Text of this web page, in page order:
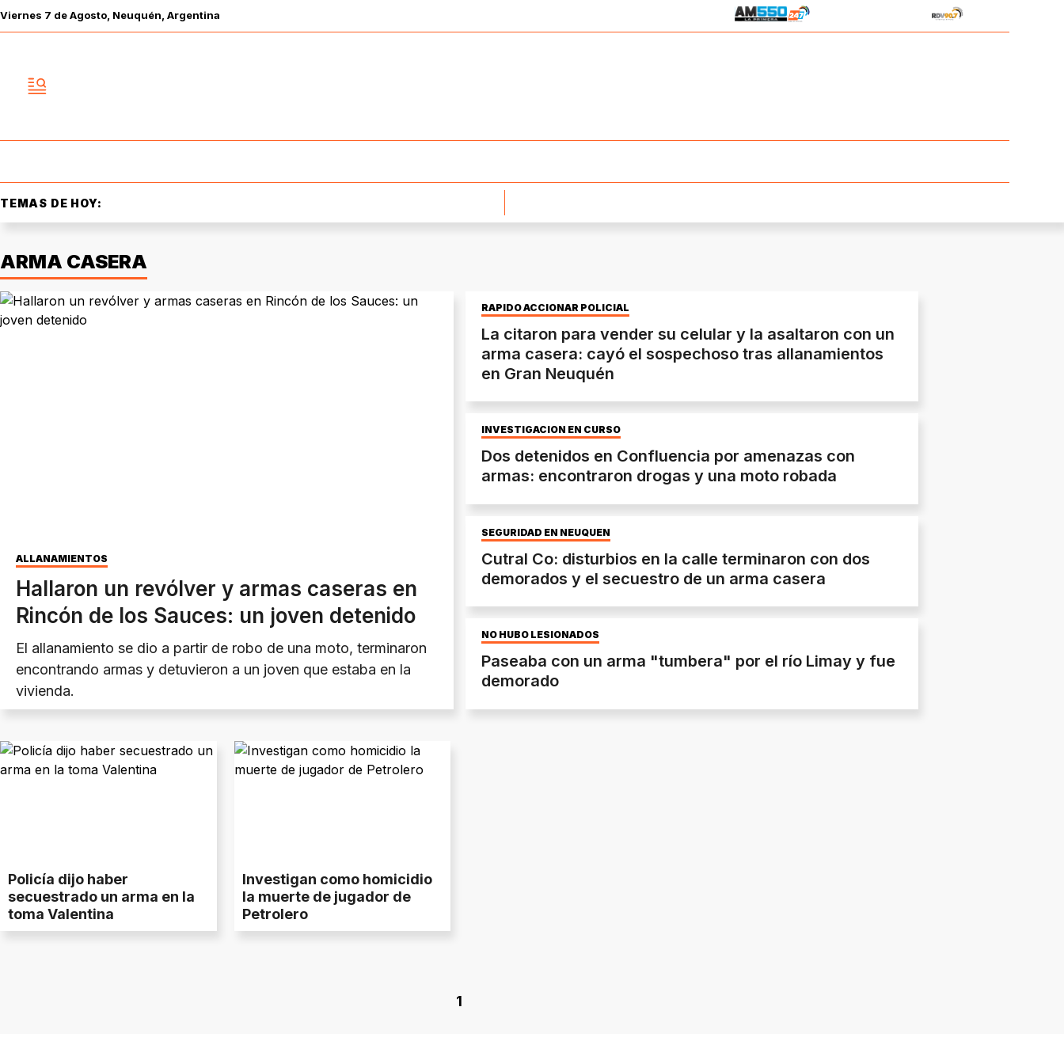
Viernes 7 deAgosto , Neuquén, Argentina
TEMAS DE HOY:
ARMA CASERA
ALLANAMIENTOS
Hallaron un revólver y armas caseras en
Rincón de los Sauces: un joven detenido
El allanamiento se dio a partir de robo de una moto, terminaron
encontrando armas y detuvieron a un joven que estaba en la
vivienda.
RÁPIDO ACCIONAR POLICIAL
La citaron para vender su celular y la asaltaron con un
arma casera: cayó el sospechoso tras allanamientos
en Gran Neuquén
INVESTIGACIÓN EN CURSO
Dos detenidos en Confluencia por amenazas con
armas: encontraron drogas y una moto robada
SEGURIDAD EN NEUQUÉN
Cutral Co: disturbios en la calle terminaron con dos
demorados y el secuestro de un arma casera
NO HUBO LESIONADOS
Paseaba con un arma "tumbera" por el río Limay y fue
demorado
Policía dijo haber
secuestrado un arma en la
toma Valentina
Investigan como homicidio
la muerte de jugador de
Petrolero
1